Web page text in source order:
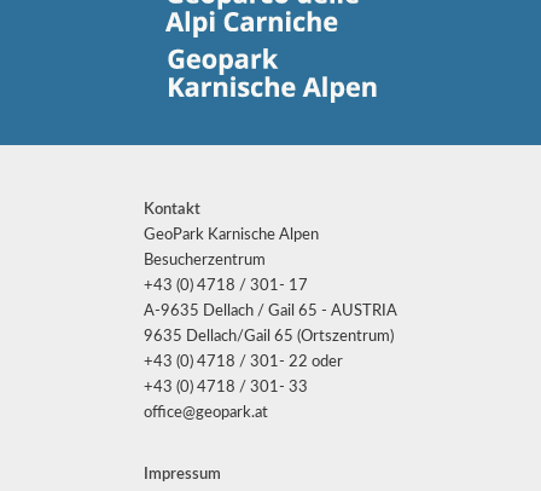
Kontakt
GeoPark Karnische Alpen
Besucherzentrum
+43 (0) 4718 / 301- 17
A-9635 Dellach / Gail 65 - AUSTRIA
9635 Dellach/Gail 65 (Ortszentrum)
+43 (0) 4718 / 301- 22 oder
+43 (0) 4718 / 301- 33
office@geopark.at
Impressum